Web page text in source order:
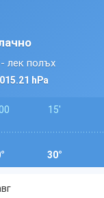
- лек полъх
hPa
15'
30°